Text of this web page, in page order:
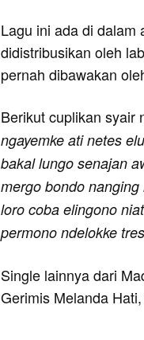
Lagu ini ada di dalam
didistribusikan oleh
pernah dibawakan
Berikut cuplikan syair
ngayemke ati netes
bakal lungo senajan
mergo bondo
loro coba elingono
permono ndelokke
Single lainnya dari
Gerimis Melanda